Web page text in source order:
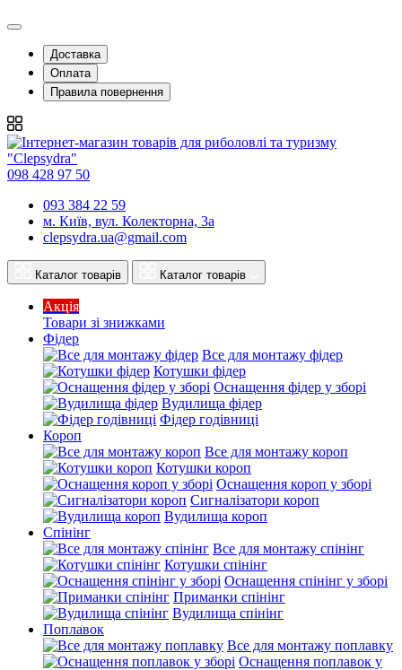
Доставка
Оплата
Правила повернення
098 428 97 50
093 384 22 59
м. Київ, вул. Колекторна, 3а
clepsydra.ua@gmail.com
Каталог товарів Каталог товарів
Акція
Товари зі знижками
Фідер
Все для монтажу фідер
Котушки фідер
Оснащення фідер у зборі
Вудилища фідер
Фідер годівниці
Короп
Все для монтажу короп
Котушки короп
Оснащення короп у зборі
Сигналізатори короп
Вудилища короп
Спінінг
Все для монтажу спінінг
Котушки спінінг
Оснащення спінінг у зборі
Приманки спінінг
Вудилища спінінг
Поплавок
Все для монтажу поплавку
Оснащення поплавок у